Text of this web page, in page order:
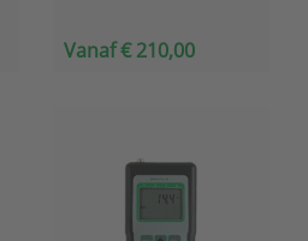
Vanaf € 210,00